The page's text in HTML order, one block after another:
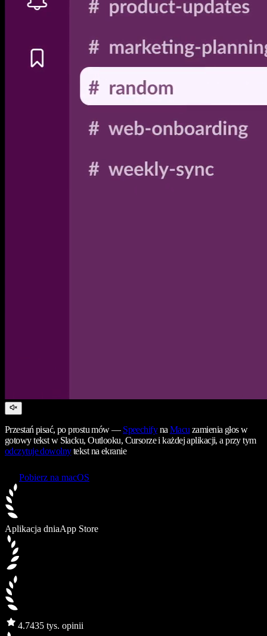
Przestań pisać, po prostu mów — Speechifyna Macu zamienia głos w
gotowy tekst w Slacku, Outlooku, Cursorze i każdej aplikacji, a przy tym
odczytuje dowolnytekst na ekranie
Pobierz na macOS
Aplikacja dniaApp Store
4.7435 tys. opinii